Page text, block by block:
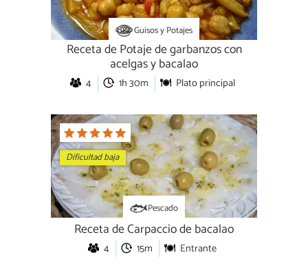
Guisos y Potajes
Receta de Potaje de garbanzos con
acelgas y bacalao
4 1h 30m Plato principal
Dificultad baja
Pescado
Receta de Carpaccio de bacalao
4 15m Entrante